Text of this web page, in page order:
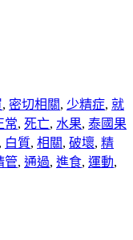
, 密切相關, 少精症, 就
常, 死亡, 水果, 泰國果
, 白質, 相關, 破壞, 精
管, 通過, 進食, 運動,